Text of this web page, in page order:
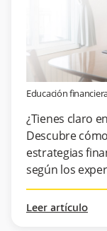
Educación
¿Tienes claro
Descubre
estrategias
según los
Leer artículo